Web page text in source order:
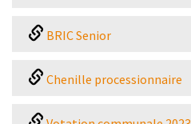
BRIC Senior
Chenille processionnaire